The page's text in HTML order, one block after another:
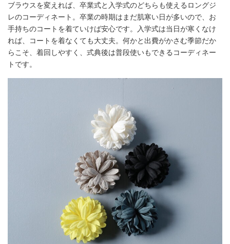
ブラウスを変えれば、卒業式と入学式のどちらも使えるロングジ
レのコーディネート。卒業の時期はまだ肌寒い日が多いので、お
手持ちのコートを着ていけば安心です。入学式は当日が寒くなけ
れば、コートを着なくても大丈夫。何かと出費がかさむ季節だか
らこそ、着回しやすく、式典後は普段使いもできるコーディネー
トです。